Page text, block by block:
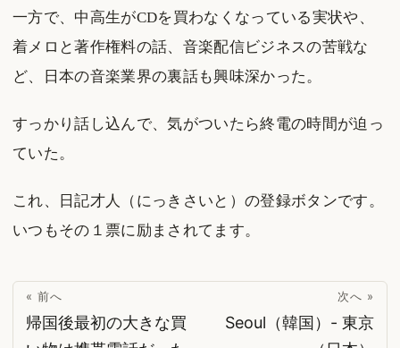
一方で、中高生がCDを買わなくなっている実状や、
着メロと著作権料の話、音楽配信ビジネスの苦戦な
ど、日本の音楽業界の裏話も興味深かった。
すっかり話し込んで、気がついたら終電の時間が迫っ
ていた。
これ、日記才人（にっきさいと）の登録ボタンです。
いつもその１票に励まされてます。
« 前へ
帰国後最初の大きな買
次へ »
Seoul（韓国）- 東京